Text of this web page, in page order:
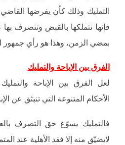
التمليك وذلك كأن يفرضها
فإنها تتملكها بالقبض وتتصرف
بمضي الزمن، وهذا هو رأي جمهور
الفرق بين الإباحة والتمليك
لعل الفرق بين الإباحة
الأحكام المتنوعة التي تنبثق عن
فالتمليك يسوّغ حق التصرف
لايضيّق منه إلا فقد الأهلية عند